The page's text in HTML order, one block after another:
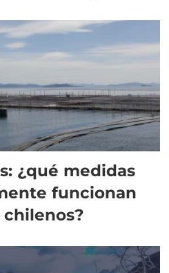
¿qué medidas
funcionan